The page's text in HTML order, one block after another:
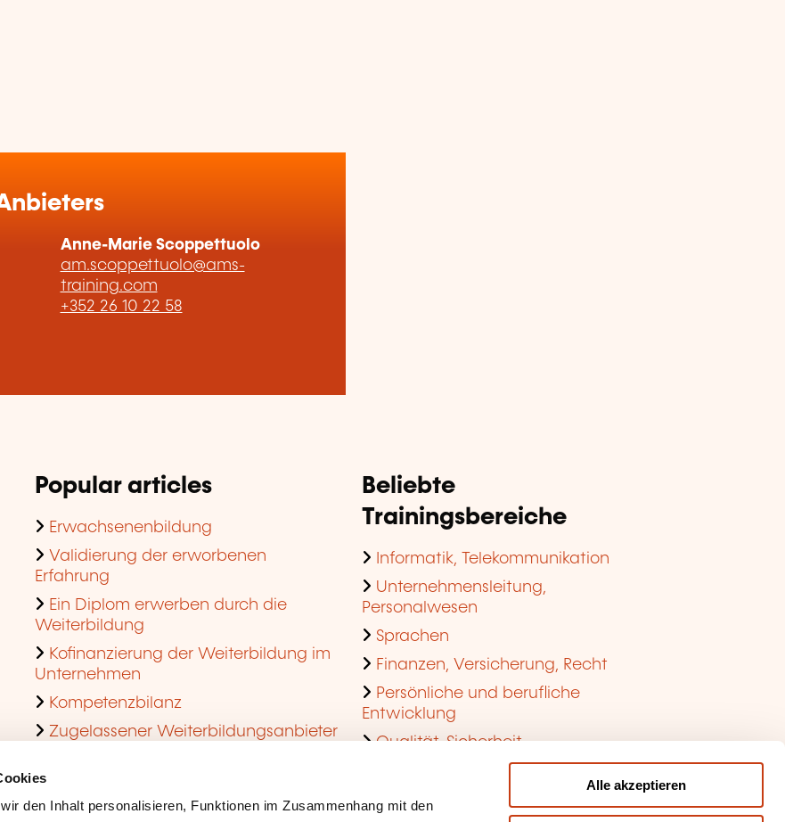
den Inhalt personalisieren, Funktionen im Zusammenhang mit den
Alle akzeptieren
Anne-Marie Scoppettuolo
am.scoppettuolo@ams-
training.com
+352 26 10 22 58
Popular articles
Erwachsenenbildung
Validierung der erworbenen
Erfahrung
Ein Diplom erwerben durch die
Weiterbildung
Kofinanzierung der Weiterbildung im
Unternehmen
Kompetenzbilanz
Zugelassener Weiterbildungsanbieter
Beliebte
Trainingsbereiche
Informatik, Telekommunikation
Unternehmensleitung,
Personalwesen
Sprachen
Finanzen, Versicherung, Recht
Persönliche und berufliche
Entwicklung
Qualität, Sicherheit